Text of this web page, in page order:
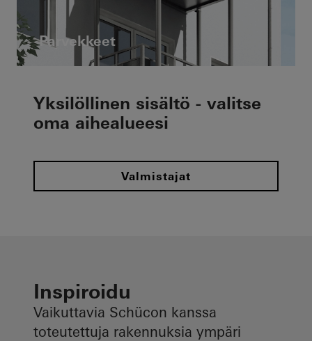
Parvekkeet
Yksilöllinen sisältö - valitse
oma aihealueesi
Valmistajat
Inspiroidu
Vaikuttavia Schücon kanssa
toteutettuja rakennuksia ympäri